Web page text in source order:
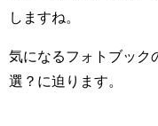
しますね。
気になるフォトブック
選？に迫ります。